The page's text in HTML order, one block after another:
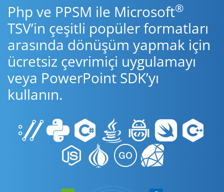
Php ve PPSM ile Microsoft®
TSV’in çeşitli popüler formatları
arasında dönüşüm yapmak için
ücretsiz çevrimiçi uygulamayı
veya PowerPoint SDK’yı
kullanın.